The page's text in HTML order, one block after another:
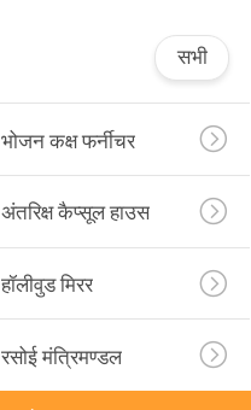
सभी
भोजन कक्ष फर्नीचर
अंतरिक्ष कैप्सूल हाउस
हॉलीवुड मिरर
रसोई मंत्रिमण्डल